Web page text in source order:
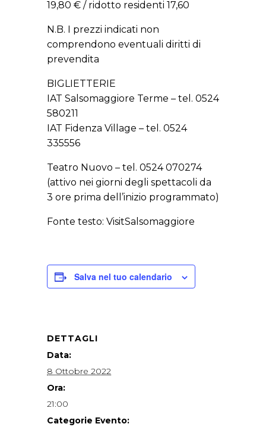
19,80 € / ridotto residenti 17,60
N.B. I prezzi indicati non
comprendono eventuali diritti di
prevendita
BIGLIETTERIE
IAT Salsomaggiore Terme – tel. 0524
580211
IAT Fidenza Village – tel. 0524
335556
Teatro Nuovo – tel. 0524 070274
(attivo nei giorni degli spettacoli da
3 ore prima dell’inizio programmato)
Fonte testo: VisitSalsomaggiore
Salva nel tuo calendario
DETTAGLI
Data:
8 Ottobre 2022
Ora:
21:00
Categorie Evento: